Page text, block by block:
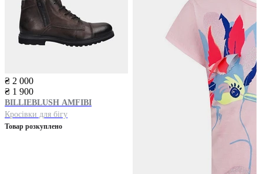
₴ 2 000
₴ 1 900
BILLIEBLUSH AMFIBI
Кросівки для бігу
Товар розкуплено